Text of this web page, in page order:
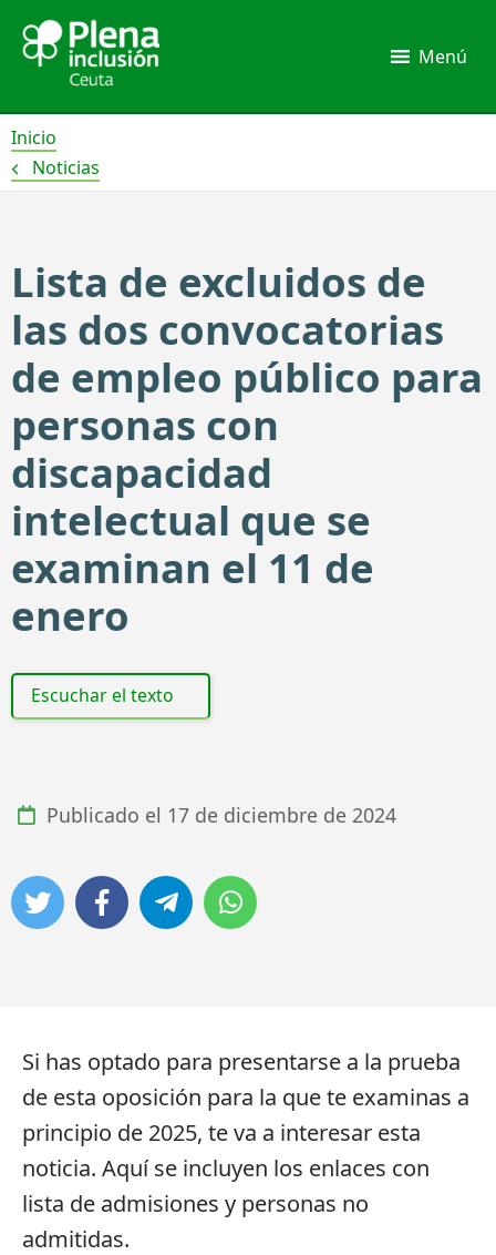
contenido
Menú
Inicio
Noticias
Lista de excluidos de
las dos convocatorias
de empleo público para
personas con
discapacidad
intelectual que se
examinan el 11 de
enero
Escuchar el texto
Publicado el 17 de diciembre de 2024
Si has optado para presentarse a la prueba
de esta oposición para la que te examinas a
principio de 2025, te va a interesar esta
noticia. Aquí se incluyen los enlaces con
lista de admisiones y personas no
admitidas.